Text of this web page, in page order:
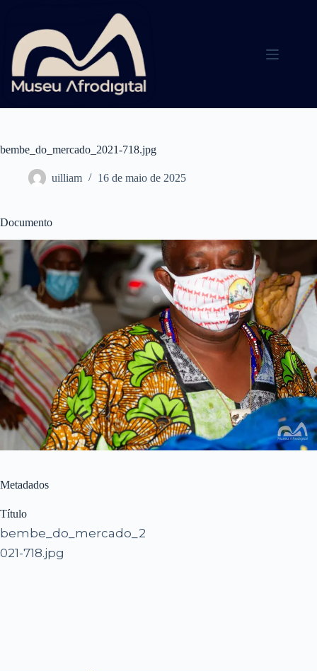
conteúdo
bembe_do_mercado_2021-718.jpg
uilliam 16 de maio de 2025
Documento
Metadados
Título
bembe_do_mercado_2
021-718.jpg